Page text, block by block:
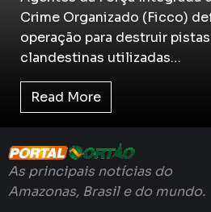
Crime Organizado (Ficco)
operação para destruir
clandestinas utilizadas…
Read More
As principais notícias do
Amazonas, Brasil e do mundo.